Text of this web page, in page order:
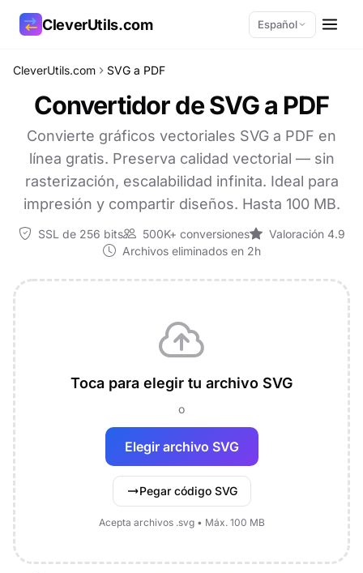
CleverUtils.com Español
CleverUtils.com SVG a PDF
Convertidor de SVG a PDF
Convierte gráficos vectoriales SVG a PDF en
línea gratis. Preserva calidad vectorial — sin
rasterización, escalabilidad infinita. Ideal para
impresión y compartir diseños. Hasta 100 MB.
SSL de 256 bits 500K+ conversiones
Valoración 4.9
Archivos eliminados en 2h
Toca para elegir tu archivo SVG
o
Elegir archivo SVG
Pegar código SVG
Acepta archivos .svg • Máx. 100 MB
Copiar enlace